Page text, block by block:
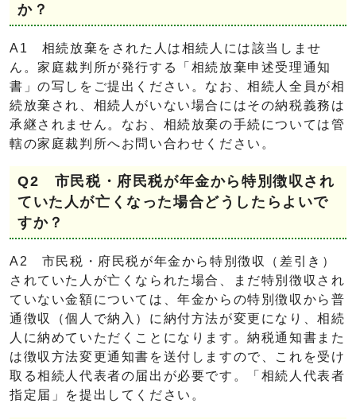
か？
A1 相続放棄をされた人は相続人には該当しませ
ん。家庭裁判所が発行する「相続放棄申述受理通知
書」の写しをご提出ください。なお、相続人全員が相
続放棄され、相続人がいない場合にはその納税義務は
承継されません。なお、相続放棄の手続については管
轄の家庭裁判所へお問い合わせください。
Q2 市民税・府民税が年金から特別徴収され
ていた人が亡くなった場合どうしたらよいで
すか？
A2 市民税・府民税が年金から特別徴収（差引き）
されていた人が亡くなられた場合、まだ特別徴収され
ていない金額については、年金からの特別徴収から普
通徴収（個人で納入）に納付方法が変更になり、相続
人に納めていただくことになります。納税通知書また
は徴収方法変更通知書を送付しますので、これを受け
取る相続人代表者の届出が必要です。「相続人代表者
指定届」を提出してください。